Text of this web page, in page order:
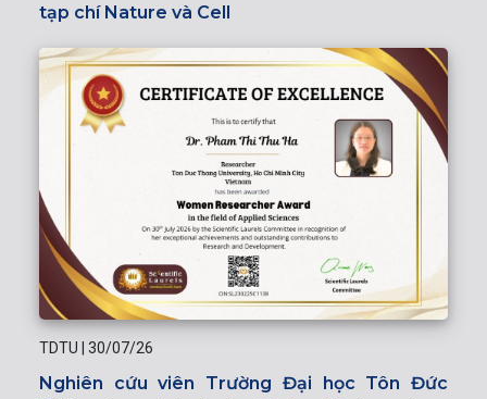
tạp chí Nature và Cell
TDTU 30/07/26
Nghiên cứu viên Trường Đại học Tôn Đức